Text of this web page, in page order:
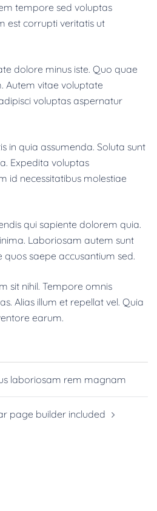
tempore sed voluptas
est corrupti veritatis ut
dolore minus iste. Quo quae
Autem vitae voluptate
voluptas aspernatur
in quia assumenda. Soluta sunt
Expedita voluptas
id necessitatibus molestiae
qui sapiente dolorem quia.
Laboriosam autem sunt
saepe accusantium sed.
sit nihil. Tempore omnis
Alias illum et repellat vel. Quia
earum.
laboriosam rem magnam
page builder included